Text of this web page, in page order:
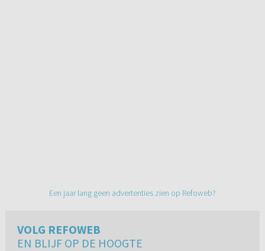
Een jaar lang geen advertenties zien op Refoweb?
VOLG REFOWEB
EN BLIJF OP DE HOOGTE